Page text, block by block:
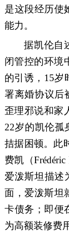
是这段经历使
能力。
据凯伦自
闭管控的环境
的引诱，15岁
署离婚协议后
歪理邪说和家
22岁的凯伦孤
拮据困顿。此
费凯（
爱泼斯坦描述
面，爱泼斯坦
卡债务；即便
为高额装修费